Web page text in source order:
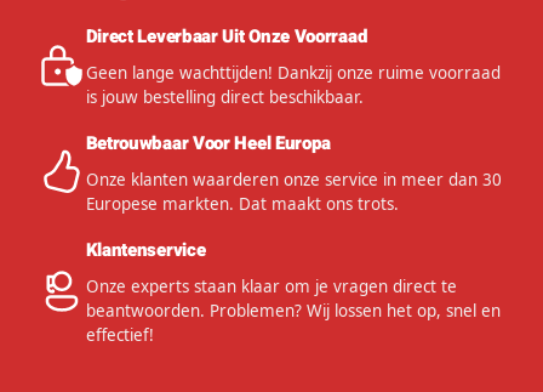
Direct Leverbaar Uit Onze Voorraad
Geen lange wachttijden! Dankzij onze ruime voorraad
is jouw bestelling direct beschikbaar.
Betrouwbaar Voor Heel Europa
Onze klanten waarderen onze service in meer dan 30
Europese markten. Dat maakt ons trots.
Klantenservice
Onze experts staan klaar om je vragen direct te
beantwoorden. Problemen? Wij lossen het op, snel en
effectief!